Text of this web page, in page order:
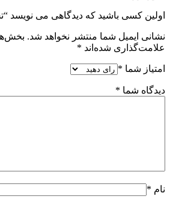
اولین کسی باشید که دیدگاهی می نویسد
نشانی ایمیل شما منتشر نخواهد شد.
علامت‌گذاری شده‌اند *
امتیاز شما *
دیدگاه شما *
نام *